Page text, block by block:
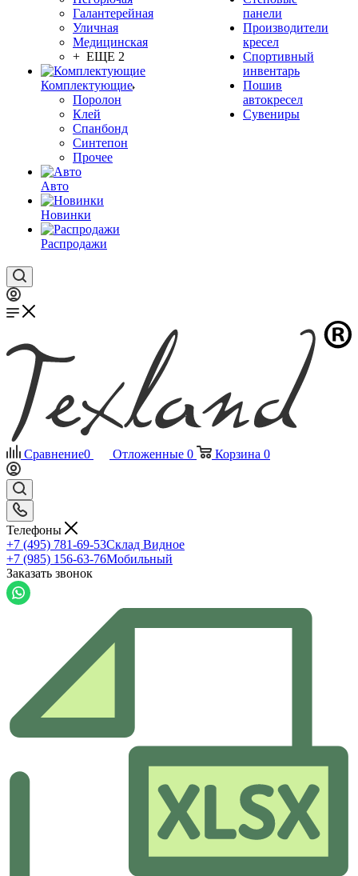
Галантерейная
Уличная
Медицинская
+ ЕЩЕ 2
Комплектующие
Поролон
Клей
Спанбонд
Синтепон
Прочее
Авто
Новинки
Распродажи
панели
Производители
кресел
Спортивный
инвентарь
Пошив
автокресел
Сувениры
Сравнение0 Отложенные 0 Корзина 0
Телефоны
+7 (495) 781-69-53Склад Видное
+7 (985) 156-63-76Мобильный
Заказать звонок